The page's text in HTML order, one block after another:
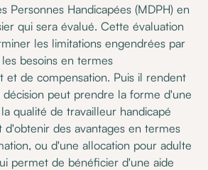
Personnes Handicapées (MDPH) en
qui sera évalué. Cette évaluation
les limitations engendrées par
besoins en termes
et de compensation. Puis il rendent
peut prendre la forme d'une
qualité de travailleur handicapé
d'obtenir des avantages en termes
ou d'une allocation pour adulte
permet de bénéficier d'une aide